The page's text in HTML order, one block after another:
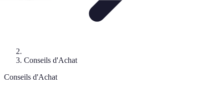
Conseils d'Achat
Conseils d'Achat